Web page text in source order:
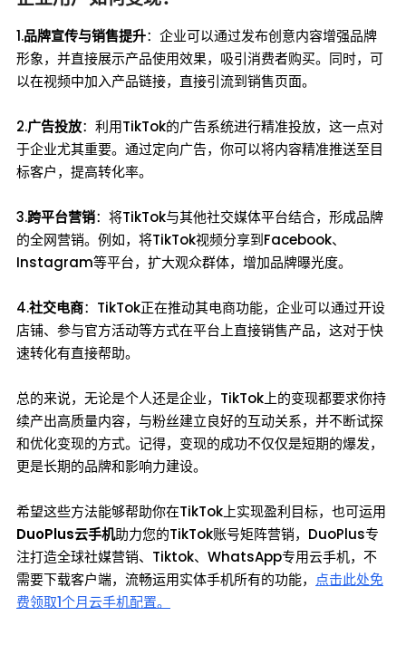
1.品牌宣传与销售提升：企业可以通过发布创意内容增强品牌
形象，并直接展示产品使用效果，吸引消费者购买。同时，可
以在视频中加入产品链接，直接引流到销售页面。
2.广告投放：利用TikTok的广告系统进行精准投放，这一点对
于企业尤其重要。通过定向广告，你可以将内容精准推送至目
标客户，提高转化率。
3.跨平台营销：将TikTok与其他社交媒体平台结合，形成品牌
的全网营销。例如，将TikTok视频分享到Facebook、
Instagram等平台，扩大观众群体，增加品牌曝光度。
4.社交电商：TikTok正在推动其电商功能，企业可以通过开设
店铺、参与官方活动等方式在平台上直接销售产品，这对于快
速转化有直接帮助。
总的来说，无论是个人还是企业，TikTok上的变现都要求你持
续产出高质量内容，与粉丝建立良好的互动关系，并不断试探
和优化变现的方式。记得，变现的成功不仅仅是短期的爆发，
更是长期的品牌和影响力建设。
希望这些方法能够帮助你在TikTok上实现盈利目标，也可运用
DuoPlus云手机助力您的TikTok账号矩阵营销，DuoPlus专
注打造全球社媒营销、Tiktok、WhatsApp专用云手机，不
需要下载客户端，流畅运用实体手机所有的功能， 点击此处免
费领取1个月云手机配置。